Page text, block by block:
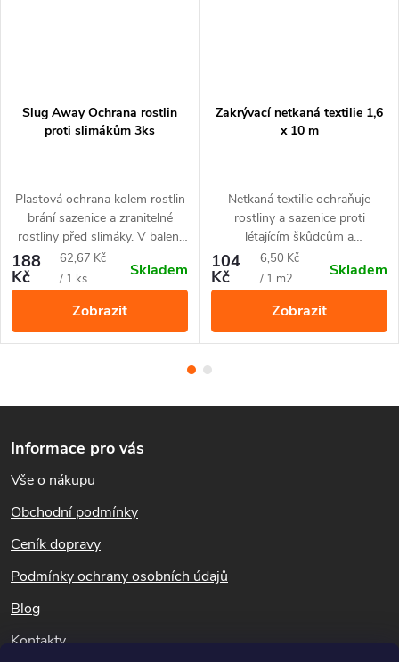
Slug Away Ochrana rostlin
proti slimákům 3ks
Plastová ochrana kolem rostlin
brání sazenice a zranitelné
rostliny před slimáky. V balení
jsou 3 kusy.
188
Kč
Měrná
cena:
62,67 Kč
/ 1 ks
Skladem
Zobrazit
Zakrývací netkaná textilie 1,6
x 10 m
Netkaná textilie ochraňuje
rostliny a sazenice proti
létajícím škůdcům a
nepříznivým počasím. Vyrobena
v České Republice.
104
Kč
Měrná
cena:
6,50 Kč
/ 1 m2
Skladem
Zobrazit
á
p
a
Informace pro vás
Vše o nákupu
Obchodní podmínky
Ceník dopravy
Podmínky ochrany osobních údajů
Blog
Kontakty